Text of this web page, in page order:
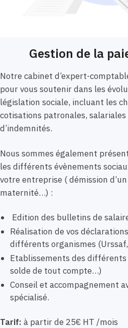
Gestion de la
Notre cabinet d’expert-
pour vous soutenir dans les
législation sociale, incluant les
cotisations patronales, salariales
d’indemnités.
Nous sommes également
les différents évènements
votre entreprise ( démission
maternité…) :
Edition des bulletins de
Réalisation de vos
différents organismes
Etablissements des
solde de tout compte…)
Conseil et accompagnement
spécialisé.
Tarif: à partir de 25€ HT /mois